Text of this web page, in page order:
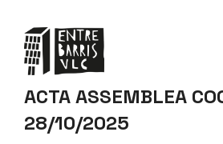
Saltar
contenido
ACTA ASSEMBLEA
28/10/2025